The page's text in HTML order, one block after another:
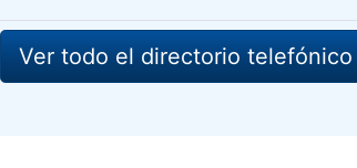
Ver todo el directorio telefónico